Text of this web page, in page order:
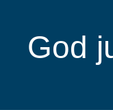
God